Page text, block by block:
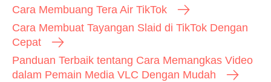
Cara Membuang Tera Air TikTok
Cara Membuat Tayangan Slaid di TikTok Dengan
Cepat
Panduan Terbaik tentang Cara Memangkas Video
dalam Pemain Media VLC Dengan Mudah